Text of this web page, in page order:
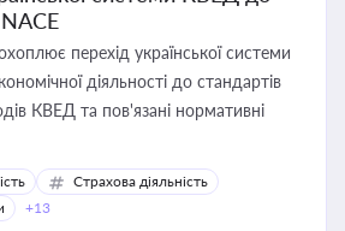
перехід української системи
діяльності до стандартів
КВЕД та пов'язані нормативні
Страхова діяльність
+13